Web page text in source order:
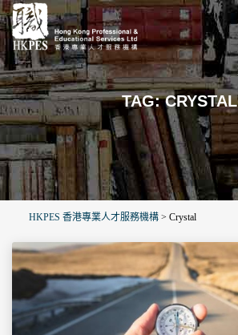
TAG: CRYSTAL
HKPES 香港專業人才服務機構 > Crystal